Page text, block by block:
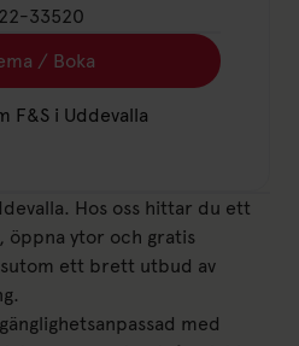
33520
/ Boka
F&S i Uddevalla
Hos oss hittar du ett
öppna ytor och gratis
ett brett utbud av
med